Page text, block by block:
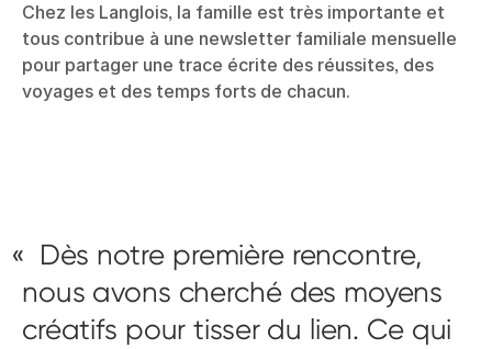
Chez les Langlois, la famille est très importante et
tous contribue à une newsletter familiale mensuelle
pour partager une trace écrite des réussites, des
voyages et des temps forts de chacun.
Dès notre première rencontre,
nous avons cherché des moyens
créatifs pour tisser du lien. Ce qui